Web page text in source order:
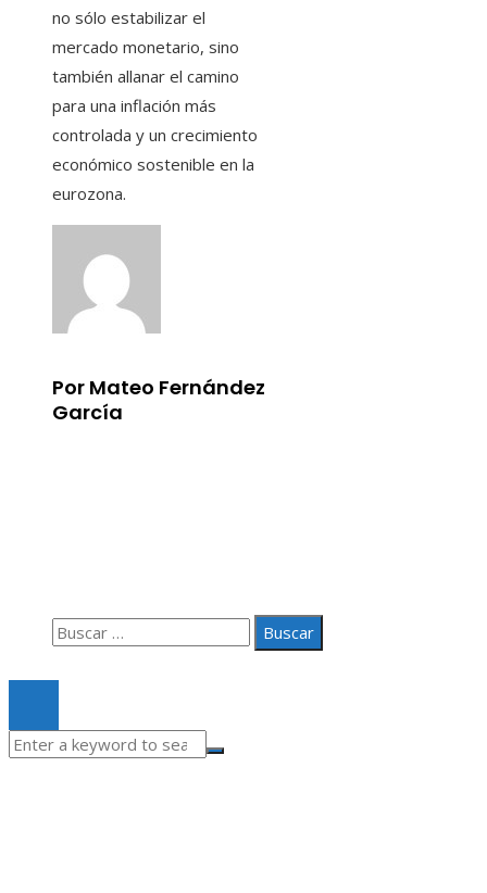
no sólo estabilizar el
mercado monetario, sino
también allanar el camino
para una inflación más
controlada y un crecimiento
económico sostenible en la
eurozona.
Por Mateo Fernández
García
Buscar: